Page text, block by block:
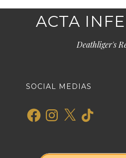
ACTA
Deathliger's
SOCIAL MEDIAS
FacebookInstagram
X TikTok